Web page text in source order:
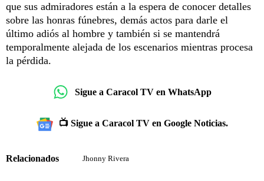
que sus admiradores están a la espera de conocer detalles
sobre las honras fúnebres, demás actos para darle el
último adiós al hombre y también si se mantendrá
temporalmente alejada de los escenarios mientras procesa
la pérdida.
Sigue a Caracol TV en WhatsApp
📺 Sigue a Caracol TV en Google Noticias.
Relacionados Jhonny Rivera